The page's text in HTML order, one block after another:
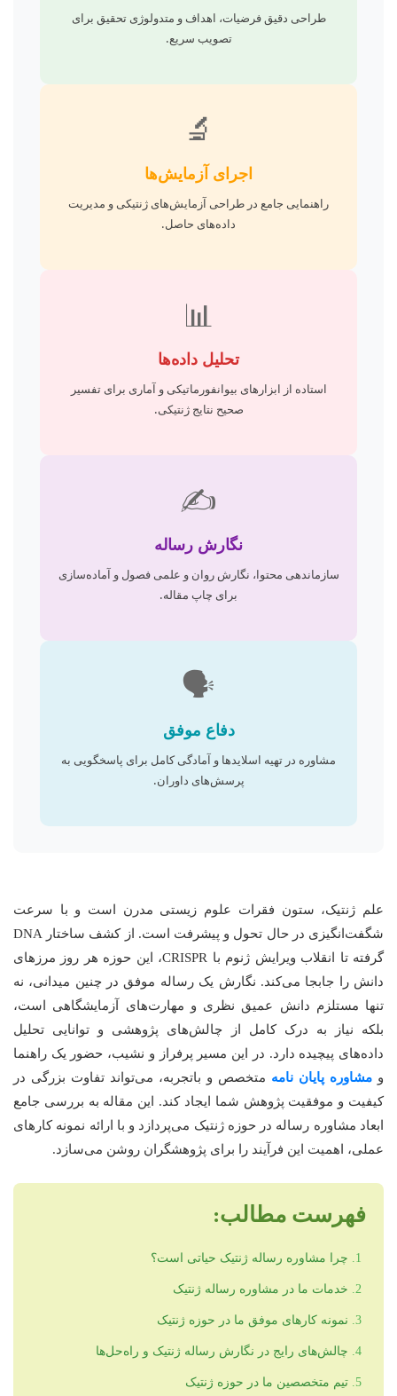
طراحی دقیق فرضیات، اهداف و متدولوژی تحقیق برای
تصویب سریع.
🔬
اجرای آزمایش‌ها
راهنمایی جامع در طراحی آزمایش‌های ژنتیکی و مدیریت
داده‌های حاصل.
📊
تحلیل داده‌ها
استاده از ابزارهای بیوانفورماتیکی و آماری برای تفسیر
صحیح نتایج ژنتیکی.
✍️
نگارش رساله
سازماندهی محتوا، نگارش روان و علمی فصول و آماده‌سازی
برای چاپ مقاله.
🗣️
دفاع موفق
مشاوره در تهیه اسلایدها و آمادگی کامل برای پاسخگویی به
پرسش‌های داوران.
علم ژنتیک، ستون فقرات علوم زیستی مدرن است و با سرعت
شگفت‌انگیزی در حال تحول و پیشرفت است. از کشف ساختار DNA
گرفته تا انقلاب ویرایش ژنوم با CRISPR، این حوزه هر روز مرزهای
دانش را جابجا می‌کند. نگارش یک رساله موفق در چنین میدانی، نه
تنها مستلزم دانش عمیق نظری و مهارت‌های آزمایشگاهی است،
بلکه نیاز به درک کامل از چالش‌های پژوهشی و توانایی تحلیل
داده‌های پیچیده دارد. در این مسیر پرفراز و نشیب، حضور یک راهنما
و مشاوره پایان نامه متخصص و باتجربه، می‌تواند تفاوت بزرگی در
کیفیت و موفقیت پژوهش شما ایجاد کند. این مقاله به بررسی جامع
ابعاد مشاوره رساله در حوزه ژنتیک می‌پردازد و با ارائه نمونه کارهای
عملی، اهمیت این فرآیند را برای پژوهشگران روشن می‌سازد.
فهرست مطالب:
چرا مشاوره رساله ژنتیک حیاتی است؟
خدمات ما در مشاوره رساله ژنتیک
نمونه کارهای موفق ما در حوزه ژنتیک
چالش‌های رایج در نگارش رساله ژنتیک و راه‌حل‌ها
تیم متخصصین ما در حوزه ژنتیک